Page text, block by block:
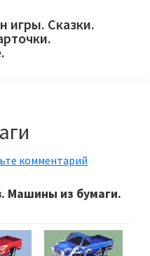
игры. Сказки.
комментарий
Машины из бумаги.